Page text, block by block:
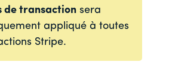
de transactionsera
appliqué à toutes
Stripe.